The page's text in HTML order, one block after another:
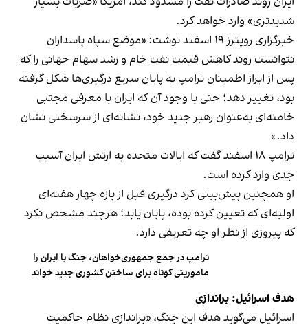
شدیدتری» وارد خواهد کرد.
خبرگزاری رویترز ۱۹ اسفند نوشت: «موضع سپاه پاسداران
نتوانست روند کاهش قیمت نفت خام و رشد سهام جهانی را که
پس از ابراز اطمینان ترامپ به پایان سریع درگیری‌ها شکل گرفته
بود، تغییر دهد؛ حتی با وجود آن که ایران با معرفی مجتبی
خامنه‌ای به‌عنوان رهبر جدید خود، نشانه‌ای از سرسختی نشان
داد.»
ترامپ ۱۸ اسفند گفت که ایالات متحده به ارتش ایران آسیب
جدی وارد کرده است.
او همچنین پیش‌بینی کرد درگیری قبل از بازه چهار هفته‌ای
اولیه‌ای که تعیین کرده بوده، پایان یابد؛ هرچند مشخص نکرد
که پیروزی از نظر او چه تعریفی دارد.
ترامپ در جمع جمهوری‌خواهان، جنگ با ایران را
ماموریتی کوتاه برای ساختن کشوری جدید خواند
هدف اسرائیل: براندازی
اسرائیل می‌گوید هدف این جنگ، «براندازی نظام حاکمیت